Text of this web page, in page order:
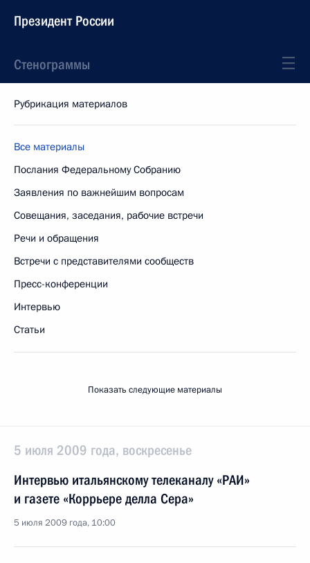
Президент России
Стенограммы
Рубрикация материалов
Все материалы
Послания Федеральному Собранию
Заявления по важнейшим вопросам
Совещания, заседания, рабочие встречи
Речи и обращения
Встречи с представителями сообществ
Пресс-конференции
Интервью
Статьи
Показать следующие материалы
5 июля 2009 года, воскресенье
Интервью итальянскому телеканалу «РАИ»
и газете «Коррьере делла Сера»
5 июля 2009 года, 10:00